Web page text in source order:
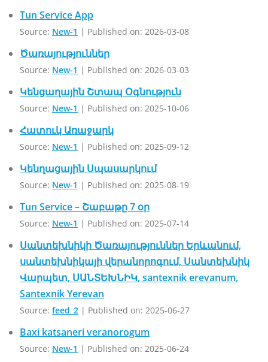
Tun Service App
Source: New-1 Published on: 2026-03-08
Ծառայություններ
Source: New-1 Published on: 2026-03-03
Կենցաղային Շտապ Օգնություն
Source: New-1 Published on: 2025-10-06
Հատուկ Առաջարկ
Source: New-1 Published on: 2025-09-12
Կենղացային Սպասարկում
Source: New-1 Published on: 2025-08-19
Tun Service – Շաբաթը 7 օր
Source: New-1 Published on: 2025-07-14
Սանտեխնիկի Ծառայություններ Երևանում,
սանտեխնիկայի վերանորոգում, Սանտեխնիկ
Վարպետ, ՍԱՆՏԵԽՆԻԿ, santexnik erevanum,
Santexnik Yerevan
Source: feed_2 Published on: 2025-06-27
Baxi katsaneri veranorogum
Source: New-1 Published on: 2025-06-24